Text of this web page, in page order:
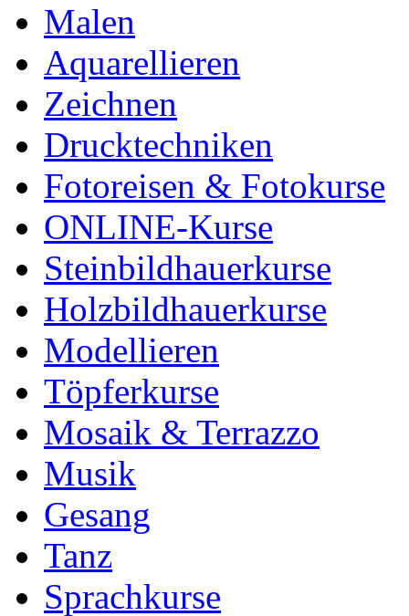
Malen
Aquarellieren
Zeichnen
Drucktechniken
Fotoreisen & Fotokurse
ONLINE-Kurse
Steinbildhauerkurse
Holzbildhauerkurse
Modellieren
Töpferkurse
Mosaik & Terrazzo
Musik
Gesang
Tanz
Sprachkurse